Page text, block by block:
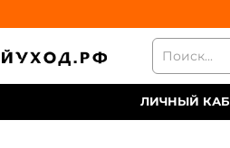
ЛИЧНЫЙ